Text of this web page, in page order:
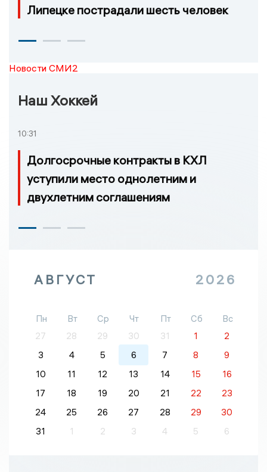
Липецке пострадали шесть человек
Новости СМИ2
Наш Хоккей
10:31
Долгосрочные контракты в КХЛ
уступили место однолетним и
двухлетним соглашениям
АВГУСТ 2026
Пн Вт Ср Чт Пт Сб
Вс
27
28 29 30 31 1
2
3
4 5 6 7 8
9
10
11 12 13 14 15
16
17
18 19 20 21 22
23
24
25 26 27 28 29
30
31
1 2 3 4 5 6